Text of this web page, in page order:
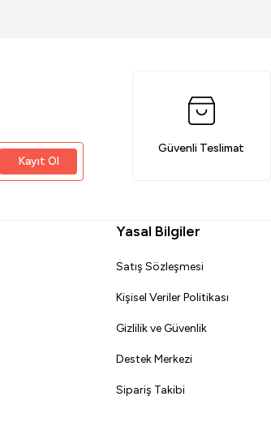
Kayıt Ol
Güvenli Teslimat
Yasal Bilgiler
Satış Sözleşmesi
Kişisel Veriler Politikası
Gizlilik ve Güvenlik
Destek Merkezi
Sipariş Takibi